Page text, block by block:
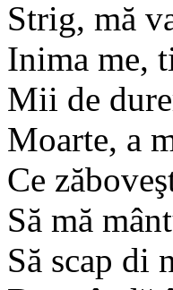
Strig, mă
Inima me,
Mii de
Moarte, a
Ce
Să mă
Să scap di